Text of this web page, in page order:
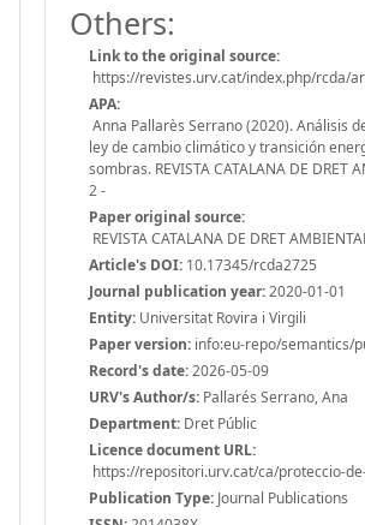
Others:
Link to the original source:
https://revistes.urv.cat/index.php/rcda/
APA:
Anna Pallarès Serrano (2020). Análisis
ley de cambio climático y transición
sombras. REVISTA CATALANA DE DRET
2 -
Paper original source:
REVISTA CATALANA DE DRET
Article's DOI: 10.17345/rcda2725
Journal publication year:2020-01-01
Entity: Universitat Rovira i Virgili
Paper version: info:eu-repo/semantics/
Record's date:2026-05-09
URV's Author/s: Pallarés Serrano, Ana
Department: Dret Públic
Licence document URL:
https://repositori.urv.cat/ca/proteccio-
Publication Type: Journal Publications